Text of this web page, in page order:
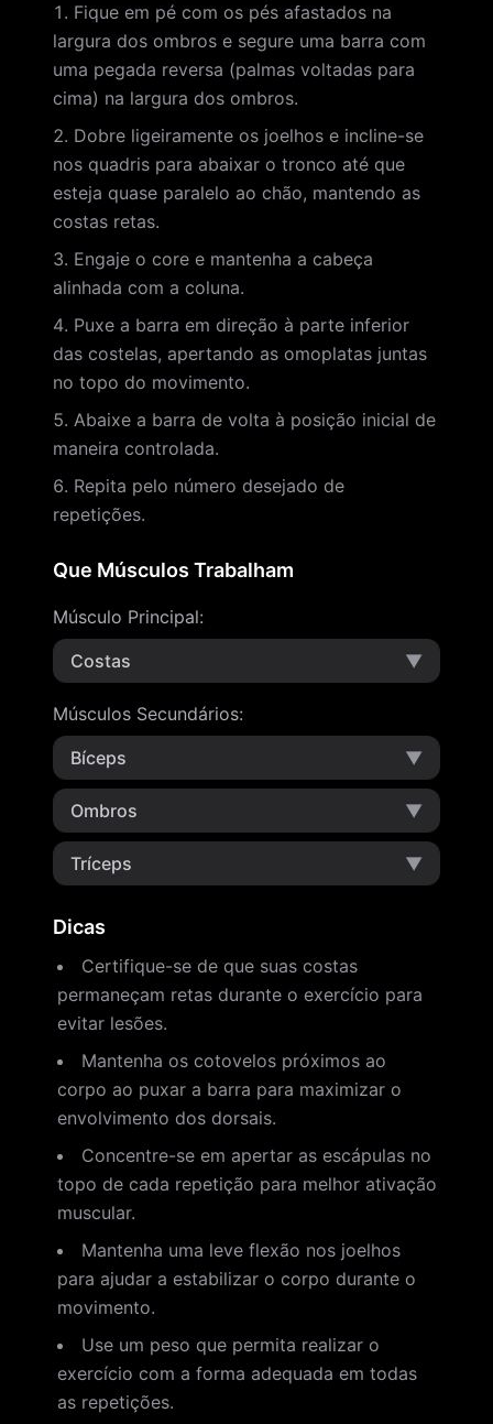
Fique em pé com os pés afastados na
largura dos ombros e segure uma barra com
uma pegada reversa (palmas voltadas para
cima) na largura dos ombros.
Dobre ligeiramente os joelhos e incline-se
nos quadris para abaixar o tronco até que
esteja quase paralelo ao chão, mantendo as
costas retas.
Engaje o core e mantenha a cabeça
alinhada com a coluna.
Puxe a barra em direção à parte inferior
das costelas, apertando as omoplatas juntas
no topo do movimento.
Abaixe a barra de volta à posição inicial de
maneira controlada.
Repita pelo número desejado de
repetições.
Que Músculos Trabalham
Músculo Principal:
Costas
▼
Músculos Secundários:
Bíceps
▼
Ombros ▼
Tríceps ▼
Dicas
Certifique-se de que suas costas
permaneçam retas durante o exercício para
evitar lesões.
Mantenha os cotovelos próximos ao
corpo ao puxar a barra para maximizar o
envolvimento dos dorsais.
Concentre-se em apertar as escápulas no
topo de cada repetição para melhor ativação
muscular.
Mantenha uma leve flexão nos joelhos
para ajudar a estabilizar o corpo durante o
movimento.
Use um peso que permita realizar o
exercício com a forma adequada em todas
as repetições.